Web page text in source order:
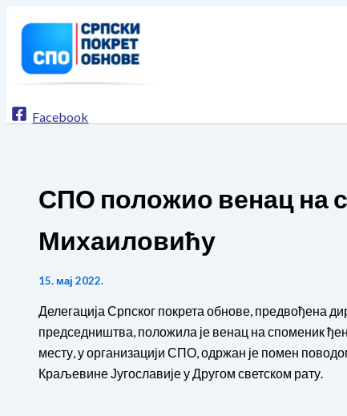
садржај
Facebook
СПО положио венац на
Михаиловићу
15. мај 2022.
Делегација Српског покрета обнове, предвођена
председништва, положила је венац на споменик
месту, у организацији СПО, одржан је помен
Краљевине Југославије у Другом светском рату.